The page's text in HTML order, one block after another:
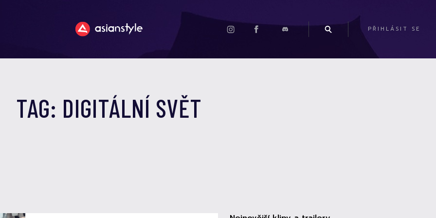
PŘIHLÁSIT SE
TAG: DIGITÁLNÍ SVĚT